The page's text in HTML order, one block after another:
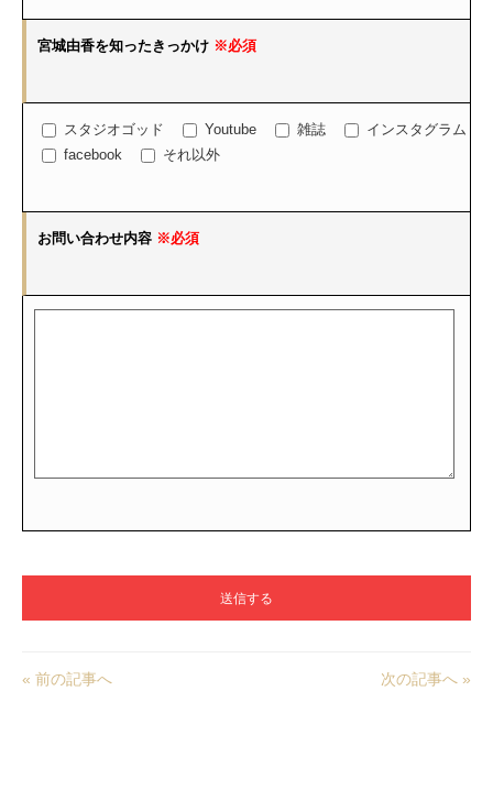
宮城由香を知ったきっかけ ※必須
スタジオゴッド Youtube 雑誌
インスタグラム
facebook
それ以外
お問い合わせ内容 ※必須
« 前の記事へ 次の記事へ »